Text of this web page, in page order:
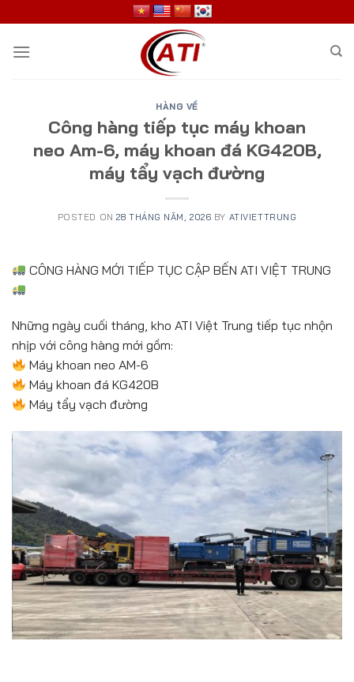
to
content
HÀNG VỀ
Công hàng tiếp tục máy khoan
neo Am-6, máy khoan đá KG420B,
máy tẩy vạch đường
POSTED ON28 THÁNG NĂM, 2026 BY ATIVIETTRUNG
CÔNG HÀNG MỚI TIẾP TỤC CẬP BẾN ATI VIỆT TRUNG
Những ngày cuối tháng, kho ATI Việt Trung tiếp tục nhộn
nhịp với công hàng mới gồm:
Máy khoan neo AM-6
Máy khoan đá KG420B
Máy tẩy vạch đường